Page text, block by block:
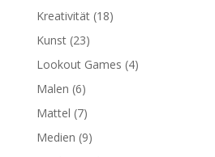
Kreativität(18)
Kunst(23)
Lookout Games (4)
Malen (6)
Mattel (7)
Medien (9)